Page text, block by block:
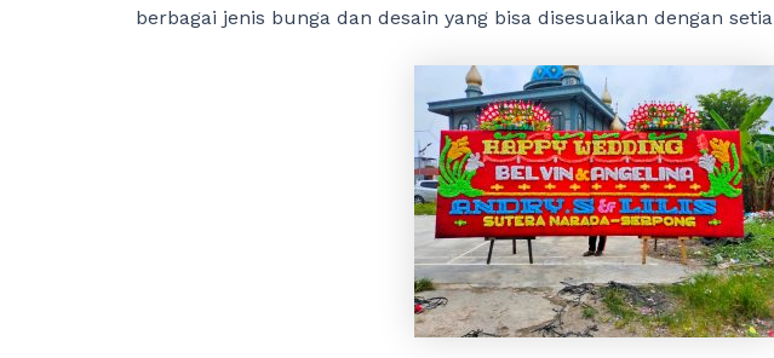
berbagai jenis bunga dan desain yang bisa disesuaikan dengan